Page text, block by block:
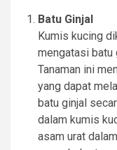
Batu Ginjal
Kumis kucing
mengatasi batu
Tanaman ini
yang dapat
batu ginjal
dalam kumis
asam urat